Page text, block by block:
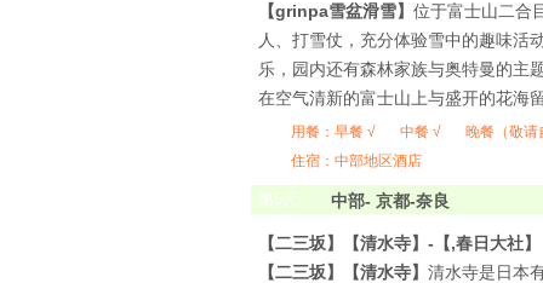
【grinpa雪盆滑雪】 位于富士山二合
人、打雪仗，充分体验雪中的趣味活
乐，园内还有森林家族与奥特曼的主
在空气清新的富士山上与盛开的花海
用餐： 早餐 √ 中餐 √
晚餐（敬请
住宿：中部地区酒店
第5天 中部- 京都-奈良
【二三坂】【清水寺】-【,春日大社】
【二三坂】【清水寺】 清水寺是日本